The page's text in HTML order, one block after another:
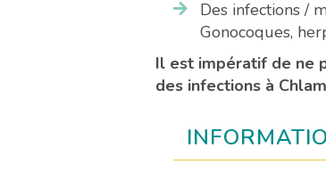
Des infections /
Gonocoques,
Il est impératif de ne
des infections à